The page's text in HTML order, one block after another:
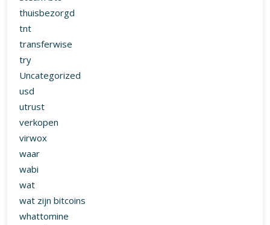
thuisbezorgd
tnt
transferwise
try
Uncategorized
usd
utrust
verkopen
virwox
waar
wabi
wat
wat zijn bitcoins
whattomine